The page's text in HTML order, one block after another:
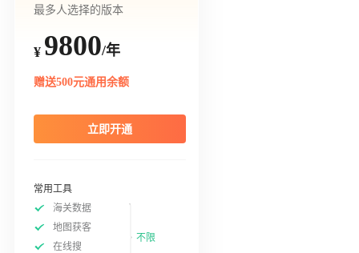
最多人选择的版本
¥ 9800/年
赠送500元通用余额
立即开通
常用工具
海关数据
地图获客
在线搜
不限